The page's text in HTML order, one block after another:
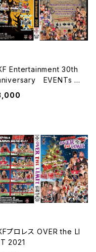
Entertainment 30th
EVENTs H
HAVOC（ハロ
ィン ハボック）
プロレス OVER the LI
2021